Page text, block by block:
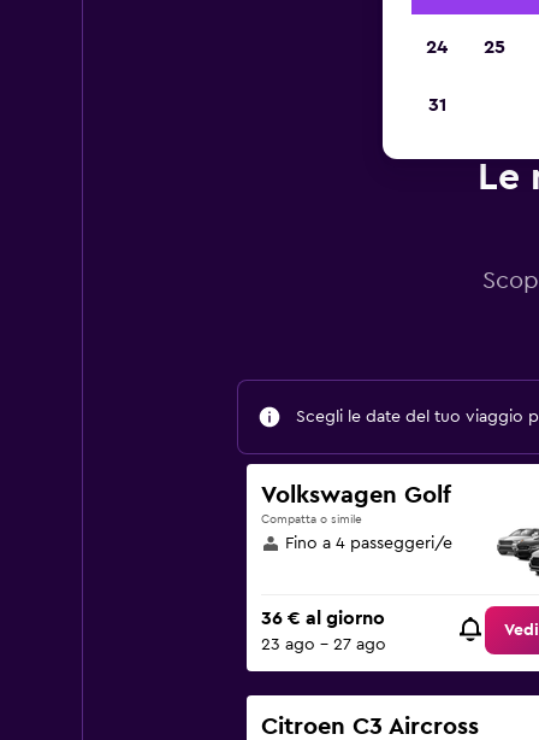
Le
Scegli le date del tuo viaggio
Volkswagen Golf
Compatta o simile
Fino a 4 passeggeri/e
36 € al giorno
23 ago - 27 ago
Citroen C3 Aircross
24 25
31